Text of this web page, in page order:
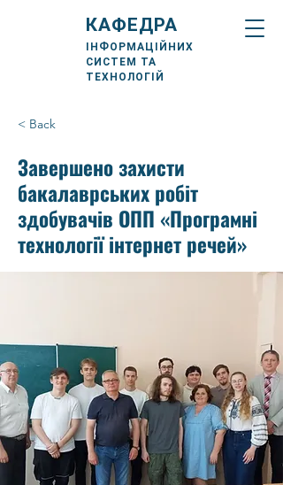
КАФЕДРА
ІНФОРМАЦІЙНИХ
СИСТЕМ ТА
ТЕХНОЛОГІЙ
< Back
Завершено захисти
бакалаврських робіт
здобувачів ОПП «Програмні
технології інтернет речей»